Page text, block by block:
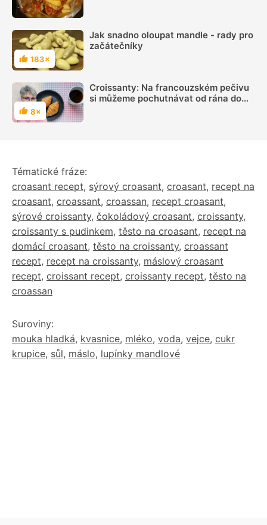
Hodnocení
183×
Jak snadno oloupat mandle - rady pro
začátečníky
Hodnocení
8×
Croissanty: Na francouzském pečivu
si můžeme pochutnávat od rána do
Tématické fráze:
croasant recept, sýrový croasant, croasant, recept na
croasant, croassant, croassan, recept croasant,
sýrové croissanty, čokoládový croasant, croissanty,
croissanty s pudinkem, těsto na croasant, recept na
domácí croasant, těsto na croissanty, croassant
recept, recept na croissanty, máslový croasant
recept, croissant recept, croissanty recept, těsto na
croassan
Suroviny:
mouka hladká, kvasnice, mléko, voda, vejce, cukr
krupice, sůl, máslo, lupínky mandlové